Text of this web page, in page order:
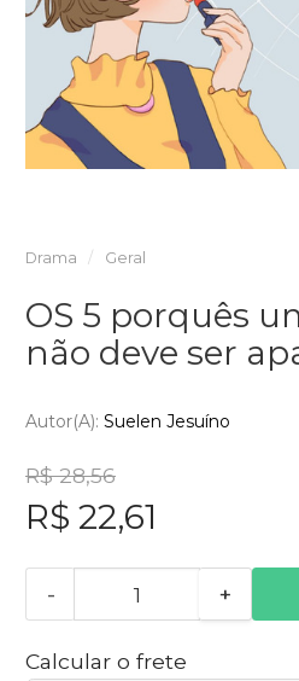
Drama Geral
OS 5 porquês
não deve ser
Autor(a): Suelen Jesuíno
R$ 28,56
R$ 22,61
- +
Calcular o frete